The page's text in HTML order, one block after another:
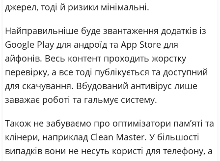
джерел, тоді й ризики мінімальні.
Найправильніше буде звантаження додатків із
Google Play для андроїд та App Store для
айфонів. Весь контент проходить жорстку
перевірку, а все тоді публікується та доступний
для скачування. Вбудований антивірус лише
заважає роботі та гальмує систему.
Також не забуваємо про оптимізатори пам’яті та
клінери, наприклад Clean Master. У більшості
випадків вони не несуть користі для телефону, а